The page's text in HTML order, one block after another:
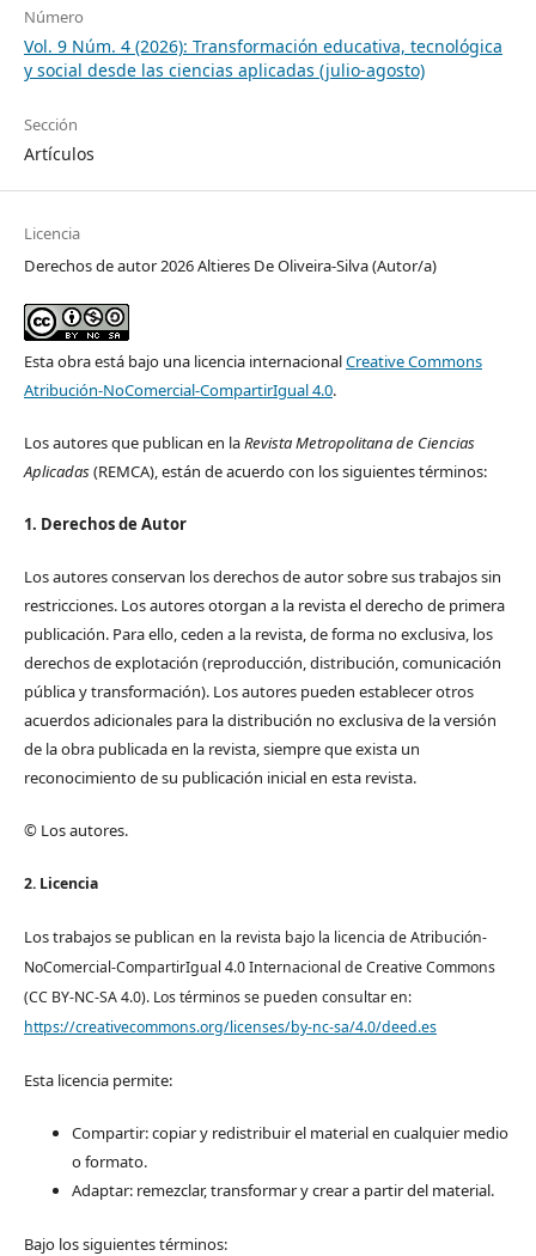
Número
Vol. 9 Núm. 4 (2026): Transformación educativa, tecnológica
y social desde las ciencias aplicadas (julio-agosto)
Sección
Artículos
Licencia
Derechos de autor 2026 Altieres De Oliveira-Silva (Autor/a)
Esta obra está bajo una licencia internacionalCreative Commons
Atribución-NoComercial-CompartirIgual 4.0.
Los autores que publican en laRevista Metropolitana de Ciencias
Aplicadas(REMCA), están de acuerdo con los siguientes términos:
1. Derechos de Autor
Los autores conservan los derechos de autor sobre sus trabajos sin
restricciones. Los autores otorgan a la revista el derecho de primera
publicación. Para ello, ceden a la revista, de forma no exclusiva, los
derechos de explotación (reproducción, distribución, comunicación
pública y transformación). Los autores pueden establecer otros
acuerdos adicionales para la distribución no exclusiva de la versión
de la obra publicada en la revista, siempre que exista un
reconocimiento de su publicación inicial en esta revista.
© Los autores.
2. Licencia
Los trabajos se publican en la revista bajo la licencia de Atribución-
NoComercial-CompartirIgual 4.0 Internacional de Creative Commons
(CC BY-NC-SA 4.0). Los términos se pueden consultar en:
https://creativecommons.org/licenses/by-nc-sa/4.0/deed.es
Esta licencia permite:
Compartir: copiar y redistribuir el material en cualquier medio
o formato.
Adaptar: remezclar, transformar y crear a partir del material.
Bajo los siguientes términos: